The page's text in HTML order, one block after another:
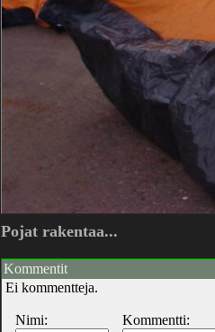
Pojat rakentaa...
Kommentit
Ei kommentteja.
Nimi: Kommentti: